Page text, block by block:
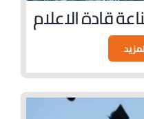
قادة الاعلام